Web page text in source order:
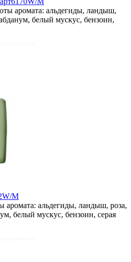
аромата: альдегиды, ландыш,
белый мускус, бензоин,
M
аромата: альдегиды, ландыш, роза,
белый мускус, бензоин, серая